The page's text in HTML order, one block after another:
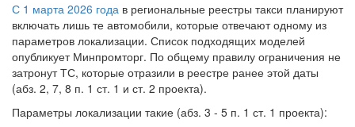
С 1 марта 2026 года в региональные реестры такси планируют
включать лишь те автомобили, которые отвечают одному из
параметров локализации. Список подходящих моделей
опубликует Минпромторг. По общему правилу ограничения не
затронут ТС, которые отразили в реестре ранее этой даты
(абз. 2, 7, 8 п. 1 ст. 1 и ст. 2 проекта).
Параметры локализации такие (абз. 3 - 5 п. 1 ст. 1 проекта):